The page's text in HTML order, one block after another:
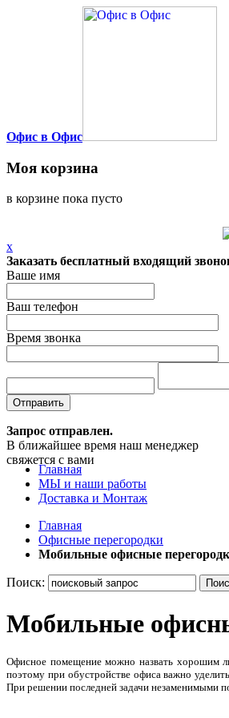
Офис в Офис
Моя корзина
в корзине пока пусто
x
Заказать бесплатный входящий
Ваше имя
Ваш телефон
Время звонка
Отправить
Запрос отправлен.
В ближайшее время наш менеджер
свяжется с вами
Главная
МЫ и наши работы
Доставка и Монтаж
Главная
Офисные перегородки
Мобильные офисные
Поиск:
Мобильные
Офисное помещение можно назвать хорошим
поэтому при обустройстве офиса важно
При решении последней задачи незаменимыми